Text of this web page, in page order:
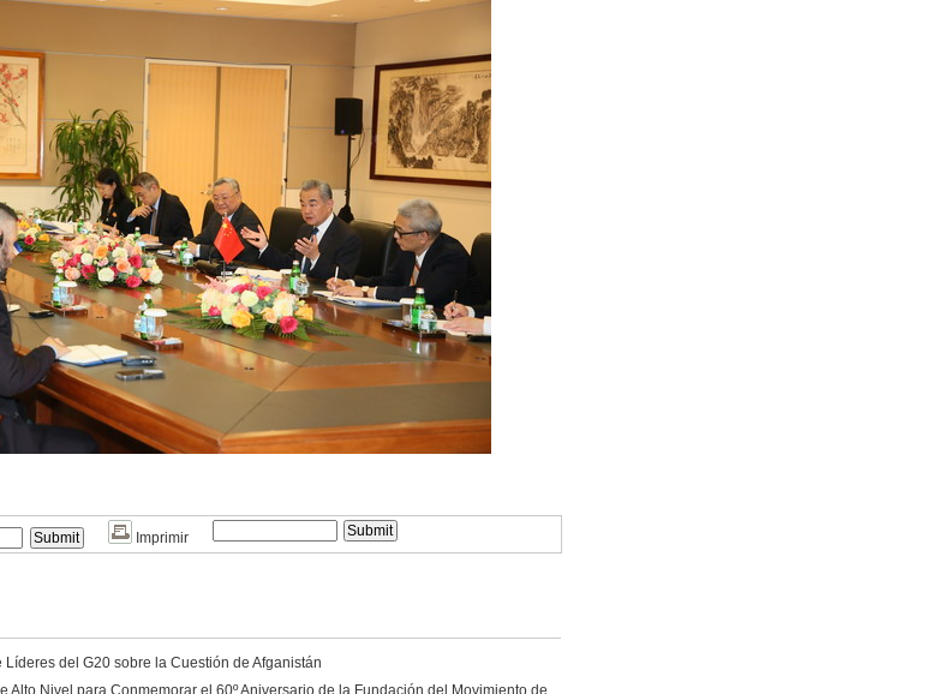
Imprimir
del G20 sobre la Cuestión de Afganistán
Alto Nivel para Conmemorar el 60º Aniversario de la Fundación del Movimiento de